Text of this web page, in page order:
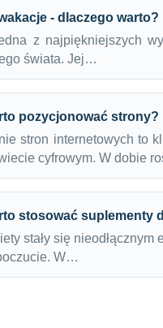
- dlaczego warto?
z najpiękniejszych
świata. Jej…
pozycjonować strony?
stron internetowych to
cyfrowym. W dobie
stosować suplementy
stały się
W…